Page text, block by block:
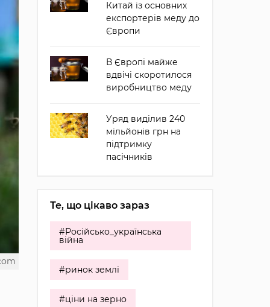
Китай із основних
експортерів меду до
Європи
В Європі майже
вдвічі скоротилося
виробництво меду
Уряд виділив 240
мільйонів грн на
підтримку
пасічників
Те, що цікаво зараз
#Російсько_українська
війна
#ринок землі
#ціни на зерно